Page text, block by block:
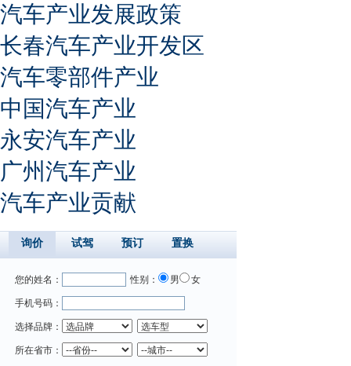
汽车产业发展政策
长春汽车产业开发区
汽车零部件产业
中国汽车产业
永安汽车产业
广州汽车产业
汽车产业贡献
询价 试驾 预订 置换
您的姓名： 性别： 男 女
手机号码：
选择品牌：
所在省市：